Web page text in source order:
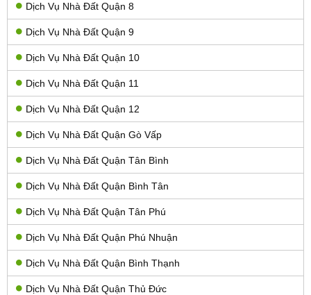
Dịch Vụ Nhà Đất Quận 8
Dịch Vụ Nhà Đất Quận 9
Dịch Vụ Nhà Đất Quận 10
Dịch Vụ Nhà Đất Quận 11
Dịch Vụ Nhà Đất Quận 12
Dịch Vụ Nhà Đất Quận Gò Vấp
Dịch Vụ Nhà Đất Quận Tân Bình
Dịch Vụ Nhà Đất Quận Bình Tân
Dịch Vụ Nhà Đất Quận Tân Phú
Dịch Vụ Nhà Đất Quận Phú Nhuận
Dịch Vụ Nhà Đất Quận Bình Thạnh
Dịch Vụ Nhà Đất Quận Thủ Đức